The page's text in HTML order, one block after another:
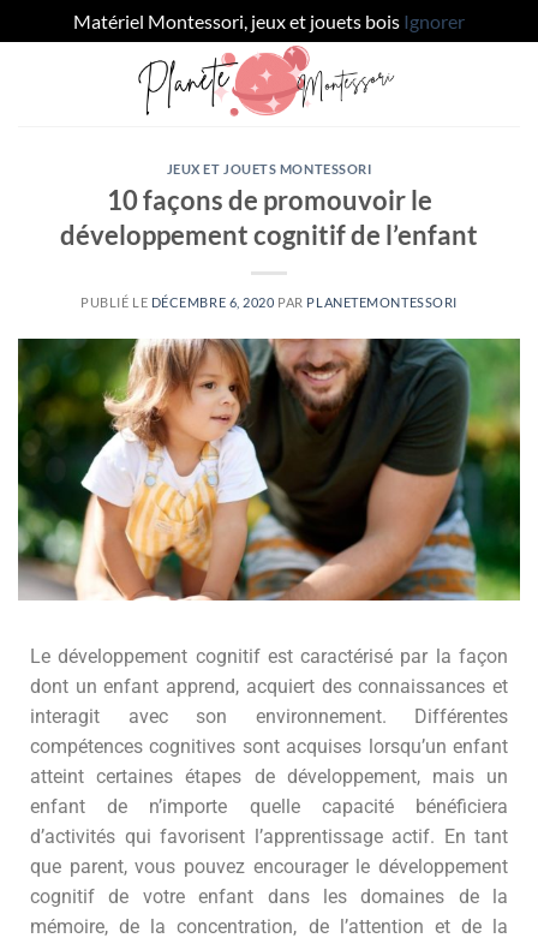
Matériel Montessori, jeux et jouets bois Ignorer
JEUX ET JOUETS MONTESSORI
10 façons de promouvoir le
développement cognitif de l’enfant
PUBLIÉ LE DÉCEMBRE 6, 2020 PAR PLANETEMONTESSORI
Le développement cognitif est caractérisé par la façon
dont un enfant apprend, acquiert des connaissances et
interagit avec son environnement. Différentes
compétences cognitives sont acquises lorsqu’un enfant
atteint certaines étapes de développement, mais un
enfant de n’importe quelle capacité bénéficiera
d’activités qui favorisent l’apprentissage actif. En tant
que parent, vous pouvez encourager le développement
cognitif de votre enfant dans les domaines de la
mémoire, de la concentration, de l’attention et de la